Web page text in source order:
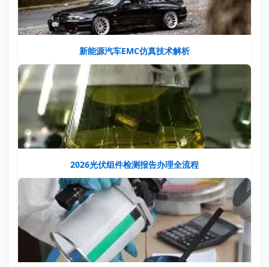
新能源汽车EMC仿真技术解析
2026光伏组件检测报告办理全流程